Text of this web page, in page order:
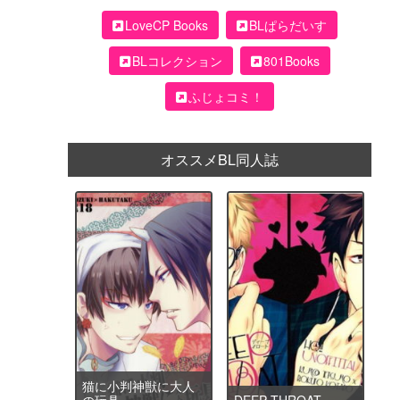
LoveCP Books
BLぱらだいす
BLコレクション
801Books
ふじょコミ！
オススメBL同人誌
猫に小判神獣に大人